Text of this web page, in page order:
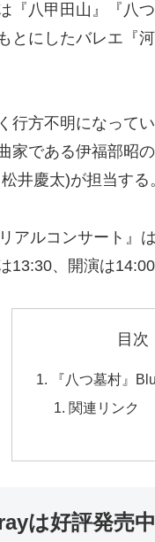
『八甲田山』『八
とにしたバレエ『
行方不明になって
家である伊福部昭
井慶太)が担当する
アルコンサート
13:30、開演は
目次
『八つ墓村』
関連リンク
は好評発売中